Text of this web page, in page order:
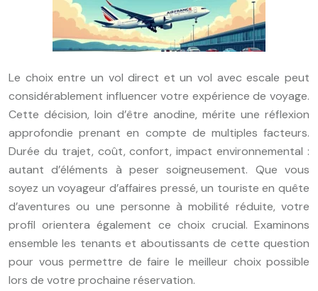
Le choix entre un vol direct et un vol avec escale peut
considérablement influencer votre expérience de voyage.
Cette décision, loin d’être anodine, mérite une réflexion
approfondie prenant en compte de multiples facteurs.
Durée du trajet, coût, confort, impact environnemental :
autant d’éléments à peser soigneusement. Que vous
soyez un voyageur d’affaires pressé, un touriste en quête
d’aventures ou une personne à mobilité réduite, votre
profil orientera également ce choix crucial. Examinons
ensemble les tenants et aboutissants de cette question
pour vous permettre de faire le meilleur choix possible
lors de votre prochaine réservation.